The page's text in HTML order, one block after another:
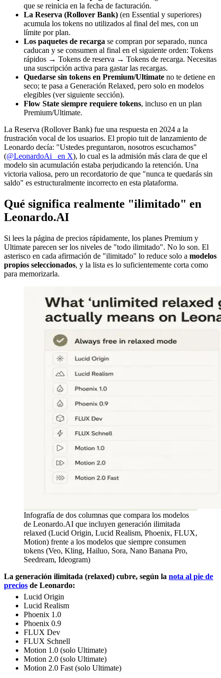
que se reinicia en la fecha de facturación.
La Reserva (Rollover Bank) (en Essential y superiores)
acumula los tokens no utilizados al final del mes, con un
límite por plan.
Los paquetes de recarga se compran por separado, nunca
caducan y se consumen al final en el siguiente orden: Tokens
rápidos → Tokens de reserva → Tokens de recarga. Necesitas
una suscripción activa para gastar las recargas.
Quedarse sin tokens en Premium/Ultimate no te detiene en
seco; te pasa a Generación Relaxed, pero solo en modelos
elegibles (ver siguiente sección).
Flow State siempre requiere tokens, incluso en un plan
Premium/Ultimate.
La Reserva (Rollover Bank) fue una respuesta en 2024 a la
frustración vocal de los usuarios. El propio tuit de lanzamiento de
Leonardo decía: "Ustedes preguntaron, nosotros escuchamos"
(@LeonardoAi_ en X), lo cual es la admisión más clara de que el
modelo sin acumulación estaba perjudicando la retención. Una
victoria valiosa, pero un recordatorio de que "nunca te quedarás sin
saldo" es estructuralmente incorrecto en esta plataforma.
Qué significa realmente "ilimitado" en
Leonardo.AI
Si lees la página de precios rápidamente, los planes Premium y
Ultimate parecen ser los niveles de "todo ilimitado". No lo son. El
asterisco en cada afirmación de "ilimitado" lo reduce solo a modelos
propios seleccionados, y la lista es lo suficientemente corta como
para memorizarla.
Infografía de dos columnas que compara los modelos
de Leonardo.AI que incluyen generación ilimitada
relaxed (Lucid Origin, Lucid Realism, Phoenix, FLUX,
Motion) frente a los modelos que siempre consumen
tokens (Veo, Kling, Hailuo, Sora, Nano Banana Pro,
Seedream, Ideogram)
La generación ilimitada (relaxed) cubre, según la nota al pie de
precios de Leonardo:
Lucid Origin
Lucid Realism
Phoenix 1.0
Phoenix 0.9
FLUX Dev
FLUX Schnell
Motion 1.0 (solo Ultimate)
Motion 2.0 (solo Ultimate)
Motion 2.0 Fast (solo Ultimate)